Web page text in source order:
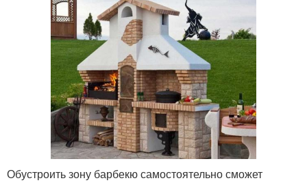
Обустроить зону барбекю самостоятельно сможет